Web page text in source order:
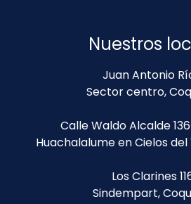
Nuestros
Juan Antonio
Sector centro,
Calle Waldo Alcalde
Huachalalume en Cielos
Los Clarines
Sindempart,